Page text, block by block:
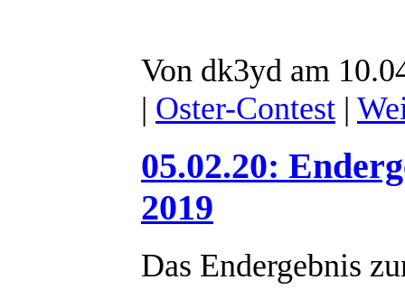
Von dk3yd am
| Oster-Contest |
05.02.20:
2019
Das Endergebnis